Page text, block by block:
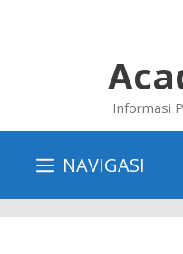
Informasi
NAVIGASI